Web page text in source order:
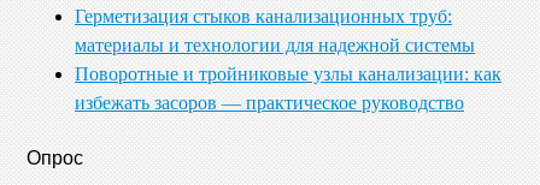
Герметизация стыков канализационных труб:
материалы и технологии для надежной системы
Поворотные и тройниковые узлы канализации: как
избежать засоров — практическое руководство
Опрос